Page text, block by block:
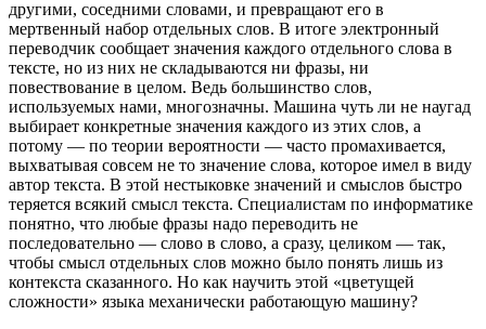
другими, соседними словами, и превращают его в
мертвенный набор отдельных слов. В итоге электронный
переводчик сообщает значения каждого отдельного слова в
тексте, но из них не складываются ни фразы, ни
повествование в целом. Ведь большинство слов,
используемых нами, многозначны. Машина чуть ли не наугад
выбирает конкретные значения каждого из этих слов, а
потому — по теории вероятности — часто промахивается,
выхватывая совсем не то значение слова, которое имел в виду
автор текста. В этой нестыковке значений и смыслов быстро
теряется всякий смысл текста. Специалистам по информатике
понятно, что любые фразы надо переводить не
последовательно — слово в слово, а сразу, целиком — так,
чтобы смысл отдельных слов можно было понять лишь из
контекста сказанного. Но как научить этой «цветущей
сложности» языка механически работающую машину?